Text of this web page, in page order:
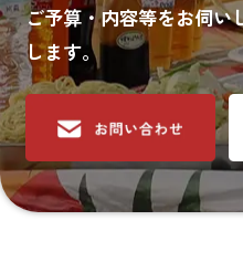
ご予算・内容等をお伺い
します。